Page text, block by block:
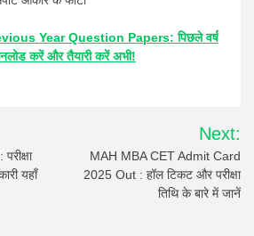
Year Question Papers: पिछले वर्ष
करें और तैयारी करें अभी!
यहाँ
Next:
MAH MBA CET Admit Card
2025 Out : हॉल टिकट और परीक्षा
तिथि के बारे में जानें